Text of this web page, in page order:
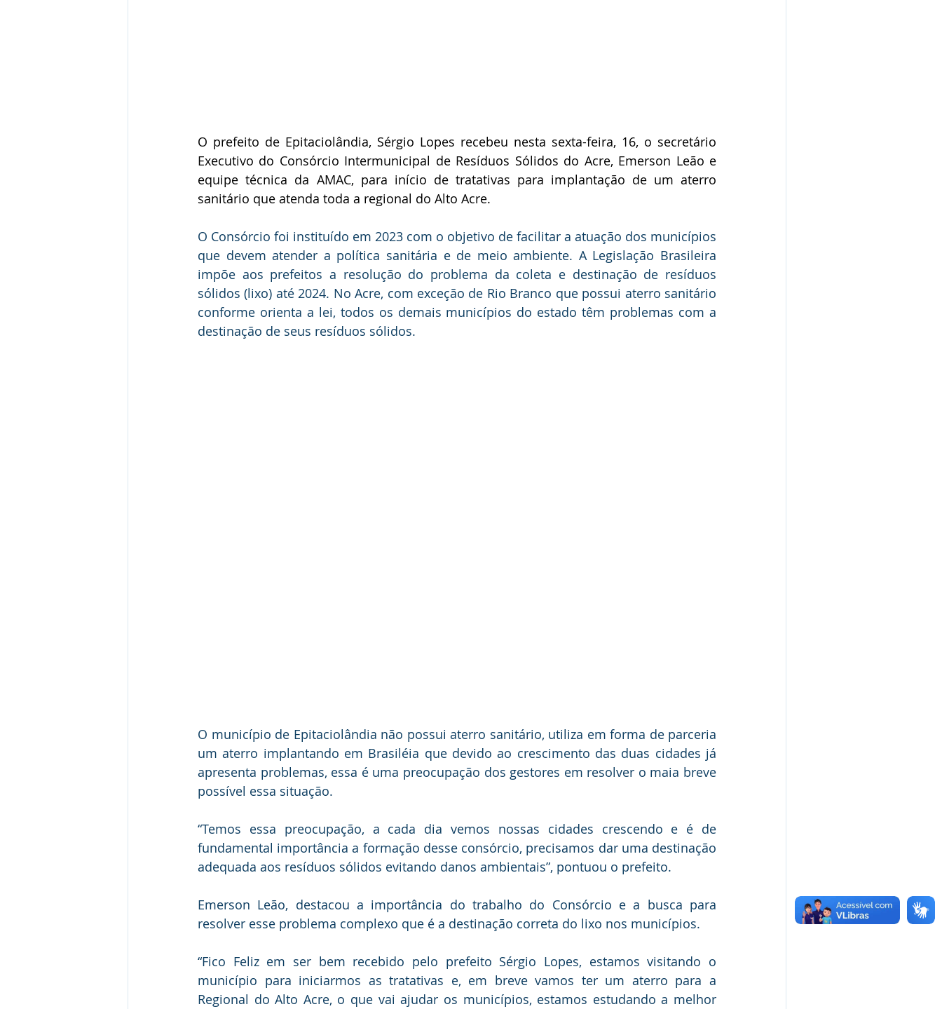
O prefeito de Epitaciolândia, Sérgio Lopes recebeu nesta sexta-feira, 16, o secretário
Executivo do Consórcio Intermunicipal de Resíduos Sólidos do Acre, Emerson Leão e
equipe técnica da AMAC, para início de tratativas para implantação de um aterro
sanitário que atenda toda a regional do Alto Acre.
O Consórcio foi instituído em 2023 com o objetivo de facilitar a atuação dos municípios
que devem atender a política sanitária e de meio ambiente. A Legislação Brasileira
impõe aos prefeitos a resolução do problema da coleta e destinação de resíduos
sólidos (lixo) até 2024. No Acre, com exceção de Rio Branco que possui aterro sanitário
conforme orienta a lei, todos os demais municípios do estado têm problemas com a
destinação de seus resíduos sólidos.
O município de Epitaciolândia não possui aterro sanitário, utiliza em forma de parceria
um aterro implantando em Brasiléia que devido ao crescimento das duas cidades já
apresenta problemas, essa é uma preocupação dos gestores em resolver o maia breve
possível essa situação.
“Temos essa preocupação, a cada dia vemos nossas cidades crescendo e é de
fundamental importância a formação desse consórcio, precisamos dar uma destinação
adequada aos resíduos sólidos evitando danos ambientais”, pontuou o prefeito.
Emerson Leão, destacou a importância do trabalho do Consórcio e a busca para
resolver esse problema complexo que é a destinação correta do lixo nos municípios.
“Fico Feliz em ser bem recebido pelo prefeito Sérgio Lopes, estamos visitando o
município para iniciarmos as tratativas e, em breve vamos ter um aterro para a
Regional do Alto Acre, o que vai ajudar os municípios, estamos estudando a melhor